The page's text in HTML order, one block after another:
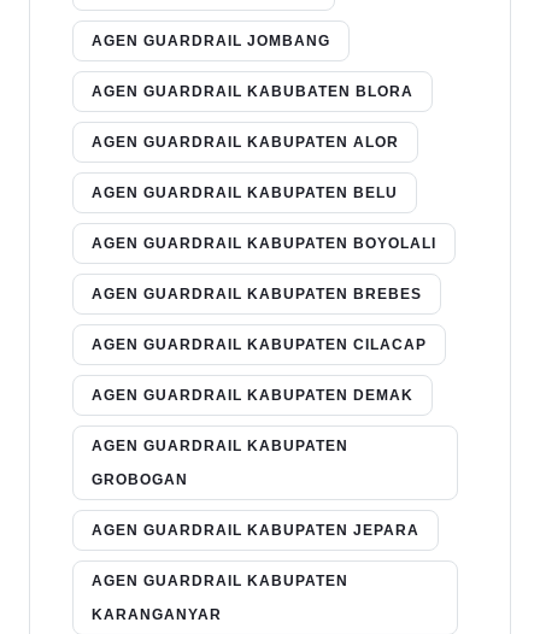
AGEN GUARDRAIL JOMBANG
AGEN GUARDRAIL KABUBATEN BLORA
AGEN GUARDRAIL KABUPATEN ALOR
AGEN GUARDRAIL KABUPATEN BELU
AGEN GUARDRAIL KABUPATEN BOYOLALI
AGEN GUARDRAIL KABUPATEN BREBES
AGEN GUARDRAIL KABUPATEN CILACAP
AGEN GUARDRAIL KABUPATEN DEMAK
AGEN GUARDRAIL KABUPATEN
GROBOGAN
AGEN GUARDRAIL KABUPATEN JEPARA
AGEN GUARDRAIL KABUPATEN
KARANGANYAR